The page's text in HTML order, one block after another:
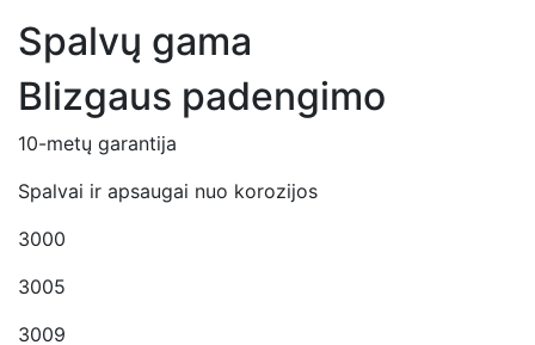
Spalvų gama
Blizgaus padengimo
10-metų garantija
Spalvai ir apsaugai nuo korozijos
3000
3005
3009